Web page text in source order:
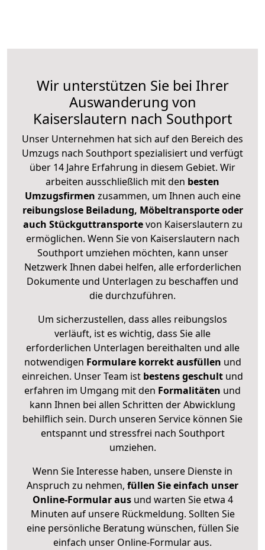
Wir unterstützen Sie bei Ihrer
Auswanderung von
Kaiserslautern nach Southport
Unser Unternehmen hat sich auf den Bereich des
Umzugs nach Southport spezialisiert und verfügt
über 14 Jahre Erfahrung in diesem Gebiet. Wir
arbeiten ausschließlich mit den besten
Umzugsfirmen zusammen, um Ihnen auch eine
reibungslose Beiladung, Möbeltransporte oder
auch Stückguttransportevon Kaiserslautern zu
ermöglichen. Wenn Sie von Kaiserslautern nach
Southport umziehen möchten, kann unser
Netzwerk Ihnen dabei helfen, alle erforderlichen
Dokumente und Unterlagen zu beschaffen und
die durchzuführen.
Um sicherzustellen, dass alles reibungslos
verläuft, ist es wichtig, dass Sie alle
erforderlichen Unterlagen bereithalten und alle
notwendigen Formulare korrekt ausfüllen und
einreichen. Unser Team ist bestens geschult und
erfahren im Umgang mit den Formalitäten und
kann Ihnen bei allen Schritten der Abwicklung
behilflich sein. Durch unseren Service können Sie
entspannt und stressfrei nach Southport
umziehen.
Wenn Sie Interesse haben, unsere Dienste in
Anspruch zu nehmen, füllen Sie einfach unser
Online-Formular ausund warten Sie etwa 4
Minuten auf unsere Rückmeldung. Sollten Sie
eine persönliche Beratung wünschen, füllen Sie
einfach unser Online-Formular aus.